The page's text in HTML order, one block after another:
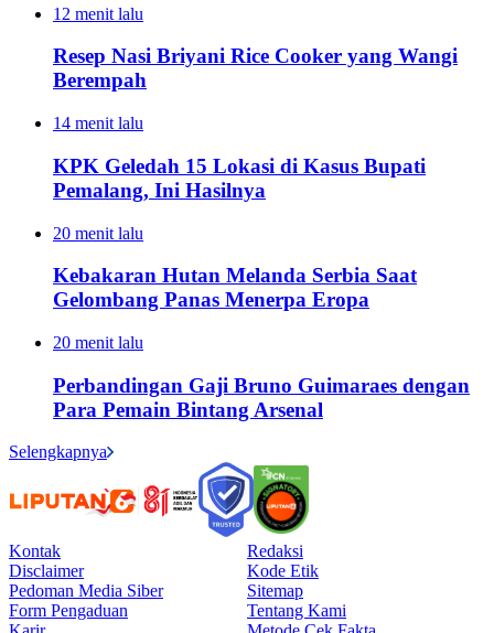
12 menit lalu
Resep Nasi Briyani Rice Cooker yang Wangi
Berempah
14 menit lalu
KPK Geledah 15 Lokasi di Kasus Bupati
Pemalang, Ini Hasilnya
20 menit lalu
Kebakaran Hutan Melanda Serbia Saat
Gelombang Panas Menerpa Eropa
20 menit lalu
Perbandingan Gaji Bruno Guimaraes dengan
Para Pemain Bintang Arsenal
Selengkapnya
Kontak
Redaksi
Disclaimer
Kode Etik
Pedoman Media Siber
Sitemap
Form Pengaduan
Tentang Kami